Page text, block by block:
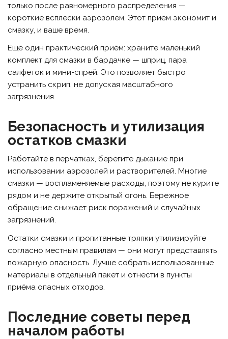
только после равномерного распределения —
короткие всплески аэрозолем. Этот приём экономит и
смазку, и ваше время.
Ещё один практический приём: храните маленький
комплект для смазки в бардачке — шприц, пара
салфеток и мини-спрей. Это позволяет быстро
устранить скрип, не допуская масштабного
загрязнения.
Безопасность и утилизация
остатков смазки
Работайте в перчатках, берегите дыхание при
использовании аэрозолей и растворителей. Многие
смазки — воспламеняемые расходы, поэтому не курите
рядом и не держите открытый огонь. Бережное
обращение снижает риск поражений и случайных
загрязнений.
Остатки смазки и пропитанные тряпки утилизируйте
согласно местным правилам — они могут представлять
пожарную опасность. Лучше собрать использованные
материалы в отдельный пакет и отнести в пункты
приёма опасных отходов.
Последние советы перед
началом работы